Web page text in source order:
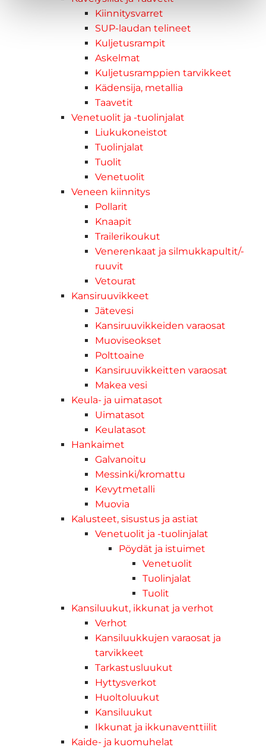
Kiinnitysvarret
SUP-laudan telineet
Kuljetusrampit
Askelmat
Kuljetusramppien tarvikkeet
Kädensija, metallia
Taavetit
Venetuolit ja -tuolinjalat
Liukukoneistot
Tuolinjalat
Tuolit
Venetuolit
Veneen kiinnitys
Pollarit
Knaapit
Trailerikoukut
Venerenkaat ja silmukkapultit/-
ruuvit
Vetourat
Kansiruuvikkeet
Jätevesi
Kansiruuvikkeiden varaosat
Muoviseokset
Polttoaine
Kansiruuvikkeitten varaosat
Makea vesi
Keula- ja uimatasot
Uimatasot
Keulatasot
Hankaimet
Galvanoitu
Messinki/kromattu
Kevytmetalli
Muovia
Kalusteet, sisustus ja astiat
Venetuolit ja -tuolinjalat
Pöydät ja istuimet
Venetuolit
Tuolinjalat
Tuolit
Kansiluukut, ikkunat ja verhot
Verhot
Kansiluukkujen varaosat ja
tarvikkeet
Tarkastusluukut
Hyttysverkot
Huoltoluukut
Kansiluukut
Ikkunat ja ikkunaventtiilit
Kaide- ja kuomuhelat